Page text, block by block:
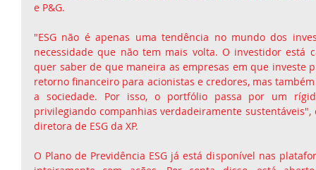
e P&G.
"ESG não é apenas uma tendência no mundo dos
necessidade que não tem mais volta. O investidor está
quer saber de que maneira as empresas em que investe
retorno financeiro para acionistas e credores, mas
a sociedade. Por isso, o portfólio passa por um
privilegiando companhias verdadeiramente
diretora de ESG da XP.
O Plano de Previdência ESG já está disponível nas